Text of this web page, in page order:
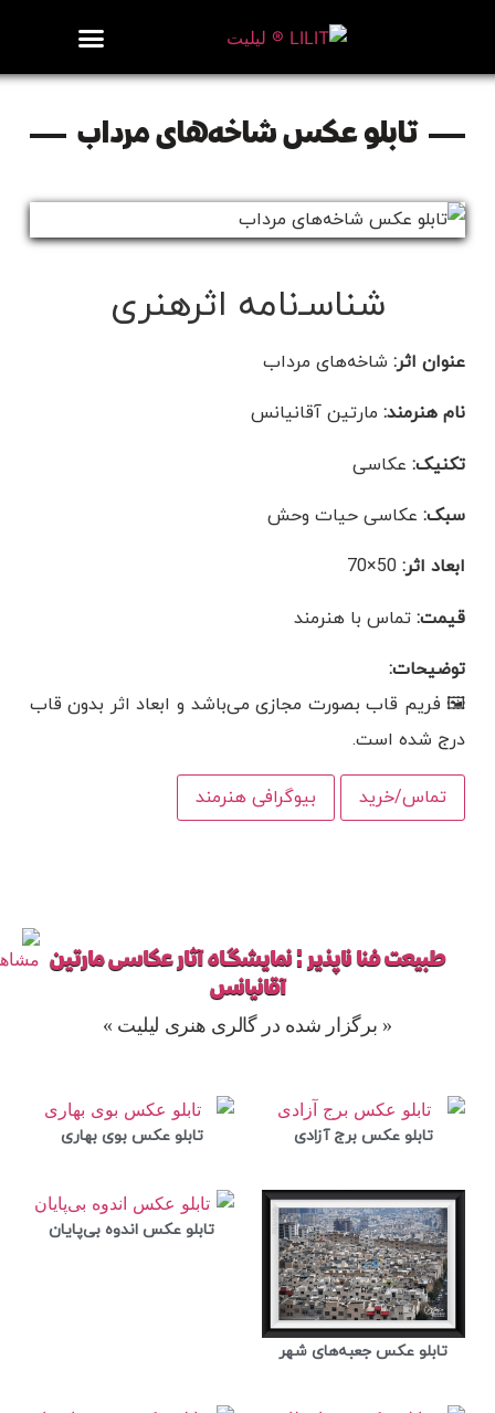
تابلو عکس شاخه‌های مرداب
شناسـ‌نامه اثرهنری
عنوان اثر: شاخه‌های مرداب
نام هنرمند: مارتین آقانیانس
تکنیک: عکاسی
سبک: عکاسی حیات وحش
ابعاد اثر: 50×70
قیمت: تماس با هنرمند
توضیحات:
🖼 فریم قاب بصورت مجازی می‌باشد و ابعاد اثر بدون قاب
درج شده است.
تماس/خرید بیوگرافی هنرمند
طبیعت فنا ناپذیر ¦ نمایشگاه آثار عکاسی مارتین
آقانیانس
« برگزار شده در گالری هنری لیلیت »
تابلو عکس برج آزادی تابلو عکس بوی بهاری
تابلو عکس جعبه‌های شهر
تابلو عکس اندوه بی‌پایان